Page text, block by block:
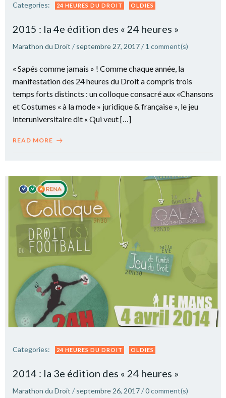
Categories: 24 HEURES DU DROIT OLDIES
2015 : la 4e édition des « 24 heures »
Marathon du Droit / septembre 27, 2017/ 1 comment(s)
« Sapés comme jamais » ! Comme chaque année, la
manifestation des 24 heures du Droit a compris trois
temps forts distincts : un colloque consacré aux «Chansons
et Costumes « à la mode » juridique & française », le jeu
interuniversitaire dit « Qui veut […]
READ MORE
Categories: 24 HEURES DU DROIT OLDIES
2014 : la 3e édition des « 24 heures »
Marathon du Droit / septembre 26, 2017/0comment(s)